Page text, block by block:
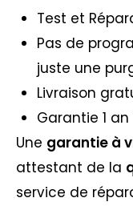
Test et
Pas de
juste une
Livraison
Garantie 1
Une garantie à
attestant de la
service de